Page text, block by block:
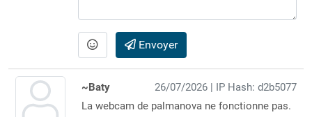
Envoyer
26/07/2026 | IP Hash: d2b5077
~Baty
La webcam de palmanova ne fonctionne pas.